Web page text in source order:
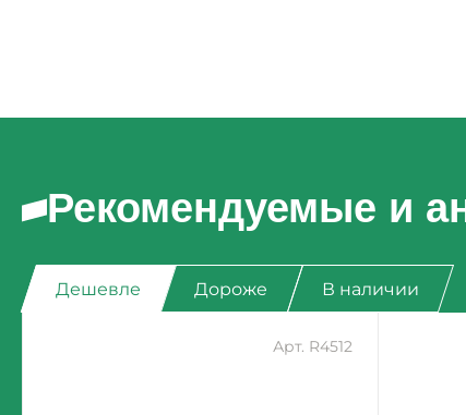
Рекомендуемые и
Дешевле Дороже В наличии
Арт. R4512